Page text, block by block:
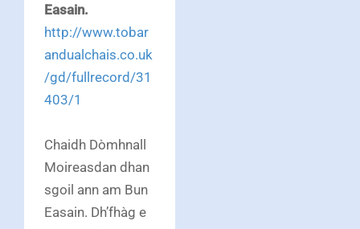
Easain.
http://www.tobar
andualchais.co.uk
/gd/fullrecord/31
403/1
Chaidh Dòmhnall
Moireasdan dhan
sgoil ann am Bun
Easain. Dh’fhàg e